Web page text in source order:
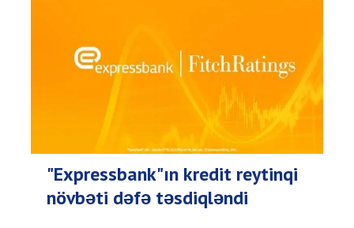
"Expressbank"ın kredit reytinqi
növbəti dəfə təsdiqləndi